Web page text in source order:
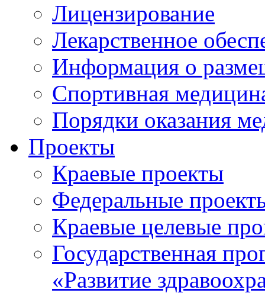
Лицензирование
Лекарственное
Информация о
Спортивная
Порядки оказания
Проекты
Краевые проекты
Федеральные
Краевые целевые
Государственная
«Развитие